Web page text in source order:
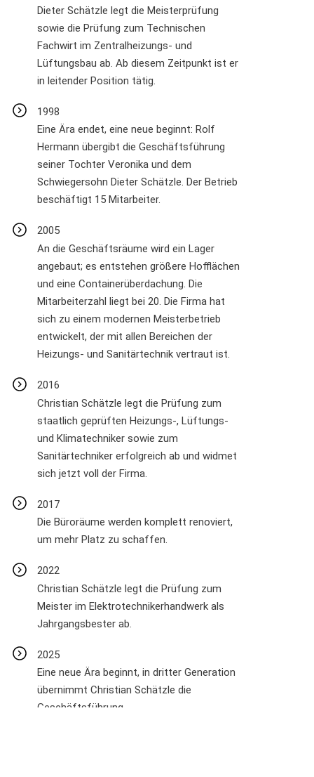
Dieter Schätzle legt die Meisterprüfung
sowie die Prüfung zum Technischen
Fachwirt im Zentralheizungs- und
Lüftungsbau ab. Ab diesem Zeitpunkt ist er
in leitender Position tätig.
1998
Eine Ära endet, eine neue beginnt: Rolf
Hermann übergibt die Geschäftsführung
seiner Tochter Veronika und dem
Schwiegersohn Dieter Schätzle. Der Betrieb
beschäftigt 15 Mitarbeiter.
2005
An die Geschäftsräume wird ein Lager
angebaut; es entstehen größere Hofflächen
und eine Containerüberdachung. Die
Mitarbeiterzahl liegt bei 20. Die Firma hat
sich zu einem modernen Meisterbetrieb
entwickelt, der mit allen Bereichen der
Heizungs- und Sanitärtechnik vertraut ist.
2016
Christian Schätzle legt die Prüfung zum
staatlich geprüften Heizungs-, Lüftungs-
und Klimatechniker sowie zum
Sanitärtechniker erfolgreich ab und widmet
sich jetzt voll der Firma.
2017
Die Büroräume werden komplett renoviert,
um mehr Platz zu schaffen.
2022
Christian Schätzle legt die Prüfung zum
Meister im Elektrotechnikerhandwerk als
Jahrgangsbester ab.
2025
Eine neue Ära beginnt, in dritter Generation
übernimmt Christian Schätzle die
Geschäftsführung.